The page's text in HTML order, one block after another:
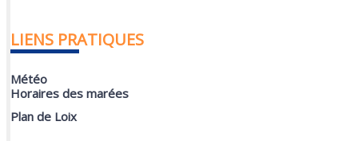
LIENS PRATIQUES
Météo
Horaires des marées
Plan de Loix